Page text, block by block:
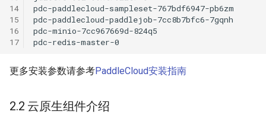
14
15
16
17
pdc-paddlecloud-sampleset-767bdf6947-pb6zm
pdc-paddlecloud-paddlejob-7cc8b7bfc6-7gqnh
pdc-minio-7cc967669d-824q5
pdc-redis-master-0
更多安装参数请参考PaddleCloud安装指南
2.2 云原生组件介绍